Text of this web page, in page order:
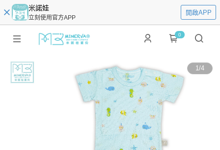
米諾娃
立刻使用官方APP
開啟APP
0
1/4